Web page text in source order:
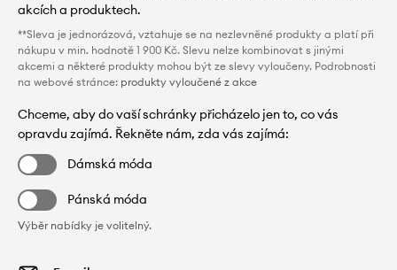
akcích a produktech.
**Sleva je jednorázová, vztahuje se na nezlevněné produkty a platí při
nákupu v min. hodnotě 1 900 Kč. Slevu nelze kombinovat s jinými
akcemi a některé produkty mohou být ze slevy vyloučeny. Podrobnosti
na webové stránce: produkty vyloučené z akce
Chceme, aby do vaší schránky přicházelo jen to, co vás
opravdu zajímá. Řekněte nám, zda vás zajímá:
Dámská móda
Pánská móda
Výběr nabídky je volitelný.